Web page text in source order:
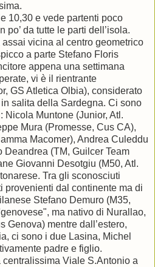
10,30 e vede partenti poco
po’ da tutte le parti dell’isola.
assai vicina al centro geometrico
a parte Stefano Floris
appena una settimana
vi è il rientrante
GS Atletica Olbia), considerato
salita della Sardegna. Ci sono
Nicola Muntone (Junior, Atl.
Mura (Promesse, Cus CA),
Macomer), Andrea Culeddu
Deandrea (TM, Guilcer Team
Giovanni Desotgiu (M50, Atl.
Tra gli sconosciuti
provenienti dal continente ma di
Stefano Demuro (M35,
ma nativo di Nurallao,
Genova) mentre dall’estero,
ci sono i due Lasina, Michel
padre e figlio.
Viale S.Antonio a